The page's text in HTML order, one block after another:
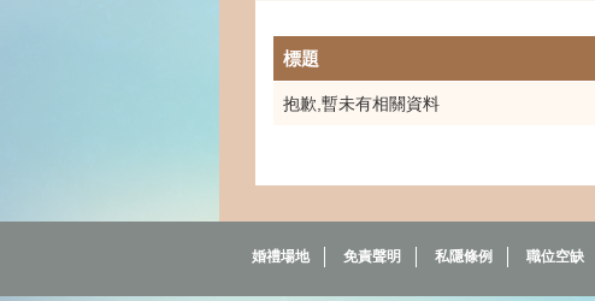
標題
抱歉,暫未有相關資料
婚禮場地 免責聲明 私隱條例 職位空缺